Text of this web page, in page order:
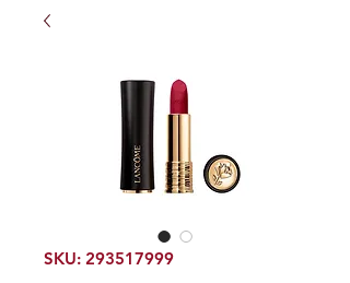
SKU: 293517999